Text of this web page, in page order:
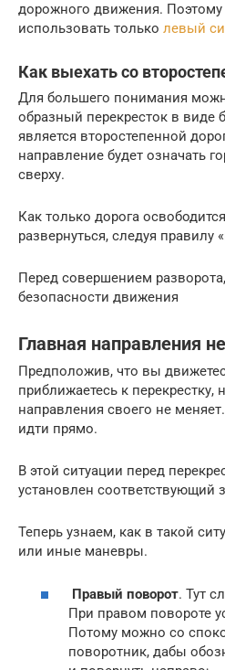
дорожного движения. Поэтому
использовать только левый
Как выехать со
Для большего понимания
образный перекресток в виде
является второстепенной
направление будет означать
сверху.
Как только дорога
развернуться, следуя правилу
Перед совершением
безопасности движения
Главная направления
Предположив, что вы
приближаетесь к перекрестку,
направления своего не
идти прямо.
В этой ситуации перед
установлен соответствующий
Теперь узнаем, как в такой
или иные маневры.
Правый поворот. Тут
При правом повороте
Потому можно со
поворотник, дабы